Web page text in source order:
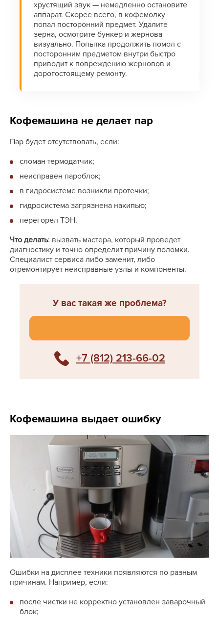
хрустящий звук — немедленно остановите
аппарат. Скорее всего, в кофемолку
попал посторонний предмет. Удалите
зерна, осмотрите бункер и жернова
визуально. Попытка продолжить помол с
посторонним предметом внутри быстро
приводит к повреждению жерновов и
дорогостоящему ремонту.
Кофемашина не делает пар
Пар будет отсутствовать, если:
сломан термодатчик;
неисправен пароблок;
в гидросистеме возникли протечки;
гидросистема загрязнена накипью;
перегорел ТЭН.
Что делать: вызвать мастера, который проведет
диагностику и точно определит причину поломки.
Специалист сервиса либо заменит, либо
отремонтирует неисправные узлы и компоненты.
У вас такая же проблема?
+7 (812) 213-66-02
Кофемашина выдает ошибку
Ошибки на дисплее техники появляются по разным
причинам. Например, если:
после чистки не корректно установлен заварочный
блок;